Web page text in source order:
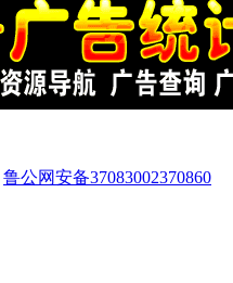
鲁公网安备37083002370860